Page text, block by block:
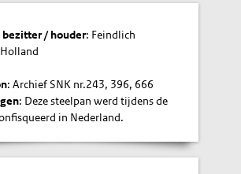
/ houder: Feindlich
: Archief SNK nr.243, 396, 666
: Deze steelpan werd tijdens de
in Nederland.